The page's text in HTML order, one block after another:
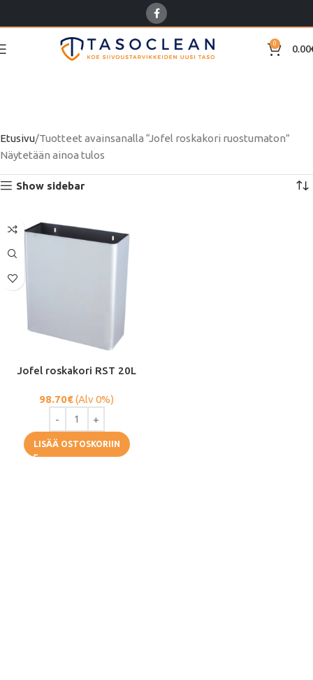
0 0.00
Etusivu Tuotteet avainsanalla “Jofel roskakori ruostumaton”
Näytetään ainoa tulos
Show sidebar
Jofel roskakori RST 20L
98.70€(Alv 0%)
LISÄÄ OSTOSKORIIN